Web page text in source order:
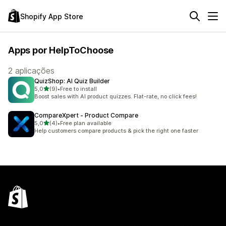
Shopify App Store
Apps por HelpToChoose
2 aplicações
QuizShop: AI Quiz Builder
5,0de 5 estrelas
(9)
9 total de avaliações
•Free to install
Boost sales with AI product quizzes. Flat-rate, no click fees!
CompareXpert ‑ Product Compare
5,0de 5 estrelas
(4)
4 total de avaliações
•Free plan available
Help customers compare products & pick the right one faster